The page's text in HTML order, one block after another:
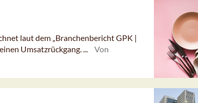
laut dem „Branchenbericht GPK |
Umsatzrückgang. ...
Von